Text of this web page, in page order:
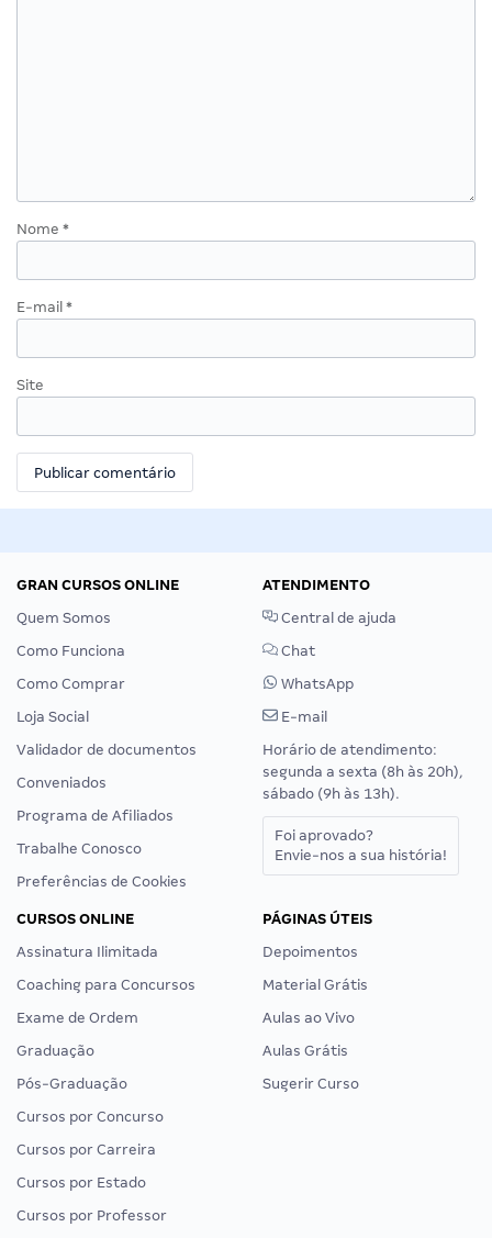
Nome *
E-mail *
Site
GRAN CURSOS ONLINE
Quem Somos
Como Funciona
Como Comprar
Loja Social
Validador de documentos
Conveniados
Programa de Afiliados
Trabalhe Conosco
Preferências de Cookies
ATENDIMENTO
Central de ajuda
Chat
WhatsApp
E-mail
Horário de atendimento:
segunda a sexta (8h às 20h),
sábado (9h às 13h).
Foi aprovado?
Envie-nos a sua história!
CURSOS ONLINE
Assinatura Ilimitada
Coaching para Concursos
Exame de Ordem
Graduação
Pós-Graduação
Cursos por Concurso
Cursos por Carreira
Cursos por Estado
Cursos por Professor
PÁGINAS ÚTEIS
Depoimentos
Material Grátis
Aulas ao Vivo
Aulas Grátis
Sugerir Curso